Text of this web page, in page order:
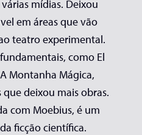
mídias. Deixou
em áreas que vão
teatro experimental.
como El
Montanha Mágica,
deixou mais obras.
com Moebius, é um
ficção científica.